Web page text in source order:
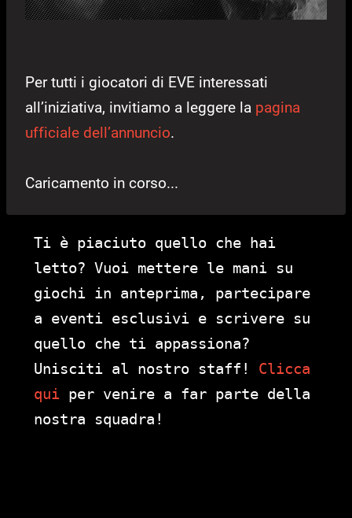
Per tutti i giocatori di EVE interessati
all’iniziativa, invitiamo a leggere la pagina
ufficiale dell’annuncio.
Caricamento in corso...
Ti è piaciuto quello che hai
letto? Vuoi mettere le mani su
giochi in anteprima, partecipare
a eventi esclusivi e scrivere su
quello che ti appassiona?
Unisciti al nostro staff! Clicca
qui per venire a far parte della
nostra squadra!